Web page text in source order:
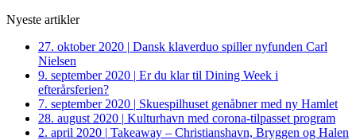
Nyeste artikler
27. oktober 2020 | Dansk klaverduo spiller nyfunden Carl
Nielsen
9. september 2020 | Er du klar til Dining Week i
efterårsferien?
7. september 2020 | Skuespilhuset genåbner med ny Hamlet
28. august 2020 | Kulturhavn med corona-tilpasset program
2. april 2020 | Takeaway – Christianshavn, Bryggen og Halen